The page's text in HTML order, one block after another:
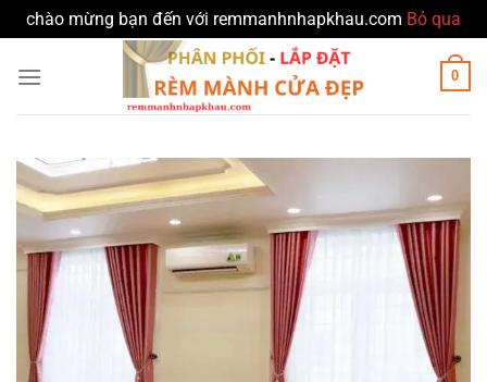
chào mừng bạn đến với remmanhnhapkhau.com Bỏ qua
qua
0